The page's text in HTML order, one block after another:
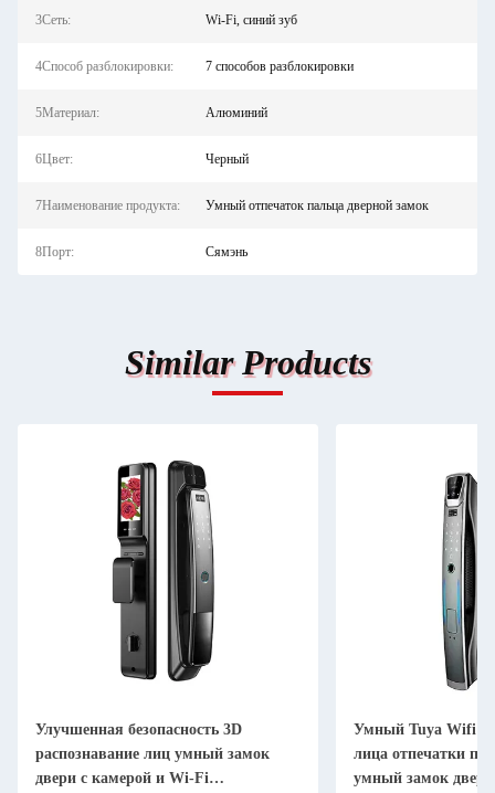
3Сеть: Wi-Fi, синий зуб
4Способ разблокировки: 7 способов разблокировки
5Материал: Алюминий
6Цвет: Черный
7Наименование продукта: Умный отпечаток пальца дверной замок
8Порт: Сямэнь
Similar Products
Улучшенная безопасность 3D
распознавание лиц умный замок
двери с камерой и Wi-Fi
Умный Tuya Wifi
лица отпечатки
умный замок двери